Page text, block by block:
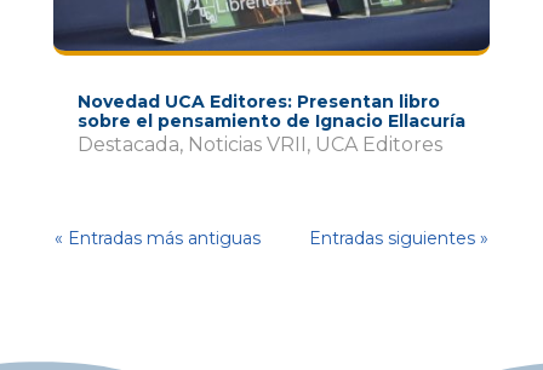
Novedad UCA Editores: Presentan libro
sobre el pensamiento de Ignacio Ellacuría
Destacada, Noticias VRII , UCA Editores
« Entradas más antiguas Entradas siguientes »